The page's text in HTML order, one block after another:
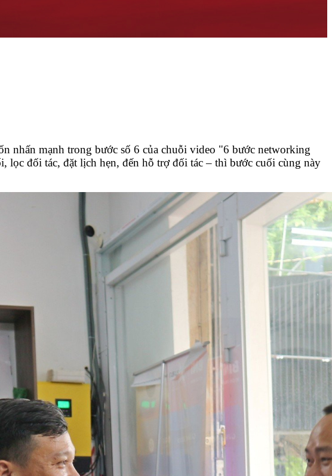
nhấn mạnh trong bước số 6 của chuỗi video "6 bước networking
lọc đối tác, đặt lịch hẹn, đến hỗ trợ đối tác – thì bước cuối cùng này